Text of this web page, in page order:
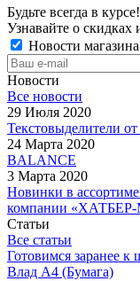
Будьте всегда в курсе!
Узнавайте о
Новости магазина
Новости
Все новости
29 Июля 2020
Текстовыделители
24 Марта 2020
BALANCE
3 Марта 2020
Новинки в
компании
Статьи
Все статьи
Готовимся заранее к
Влад А4 (Бумага)